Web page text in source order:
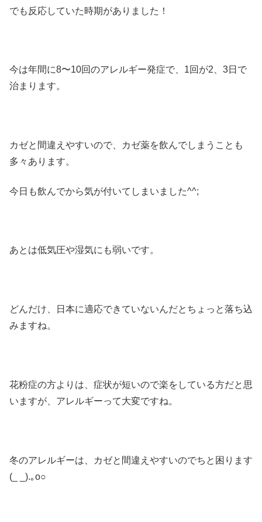
でも反応していた時期がありました！
今は年間に8〜10回のアレルギー発症で、1回が2、3日で
治まります。
カゼと間違えやすいので、カゼ薬を飲んでしまうことも
多々あります。
今日も飲んでから気が付いてしまいました^^;
あとは低気圧や湿気にも弱いです。
どんだけ、日本に適応できていないんだとちょっと落ち込
みますね。
花粉症の方よりは、症状が短いので楽をしている方だと思
いますが、アレルギーって大変ですね。
冬のアレルギーは、カゼと間違えやすいのでちと困ります
(_ _).｡o○